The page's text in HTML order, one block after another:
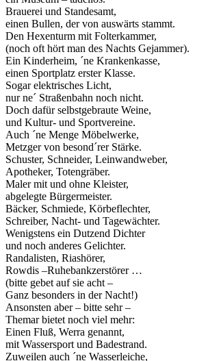
Brauerei und Standesamt,
einen Bullen, der von auswärts stammt.
Den Hexenturm mit Folterkammer,
(noch oft hört man des Nachts Gejammer).
Ein Kinderheim, ´ne Krankenkasse,
einen Sportplatz erster Klasse.
Sogar elektrisches Licht,
nur ne´ Straßenbahn noch nicht.
Doch dafür selbstgebraute Weine,
und Kultur- und Sportvereine.
Auch ´ne Menge Möbelwerke,
Metzger von besond´rer Stärke.
Schuster, Schneider, Leinwandweber,
Apotheker, Totengräber.
Maler mit und ohne Kleister,
abgelegte Bürgermeister.
Bäcker, Schmiede, Körbeflechter,
Schreiber, Nacht- und Tagewächter.
Wenigstens ein Dutzend Dichter
und noch anderes Gelichter.
Randalisten, Riashörer,
Rowdis –Ruhebankzerstörer …
(bitte gebet auf sie acht –
Ganz besonders in der Nacht!)
Ansonsten aber – bitte sehr –
Themar bietet noch viel mehr:
Einen Fluß, Werra genannt,
mit Wassersport und Badestrand.
Zuweilen auch ´ne Wasserleiche,